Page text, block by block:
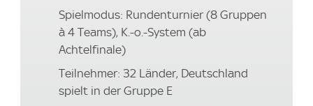
Spielmodus: Rundenturnier (8 Gruppen
à 4 Teams), K.-o.-System (ab
Achtelfinale)
Teilnehmer: 32 Länder, Deutschland
spielt in der Gruppe E